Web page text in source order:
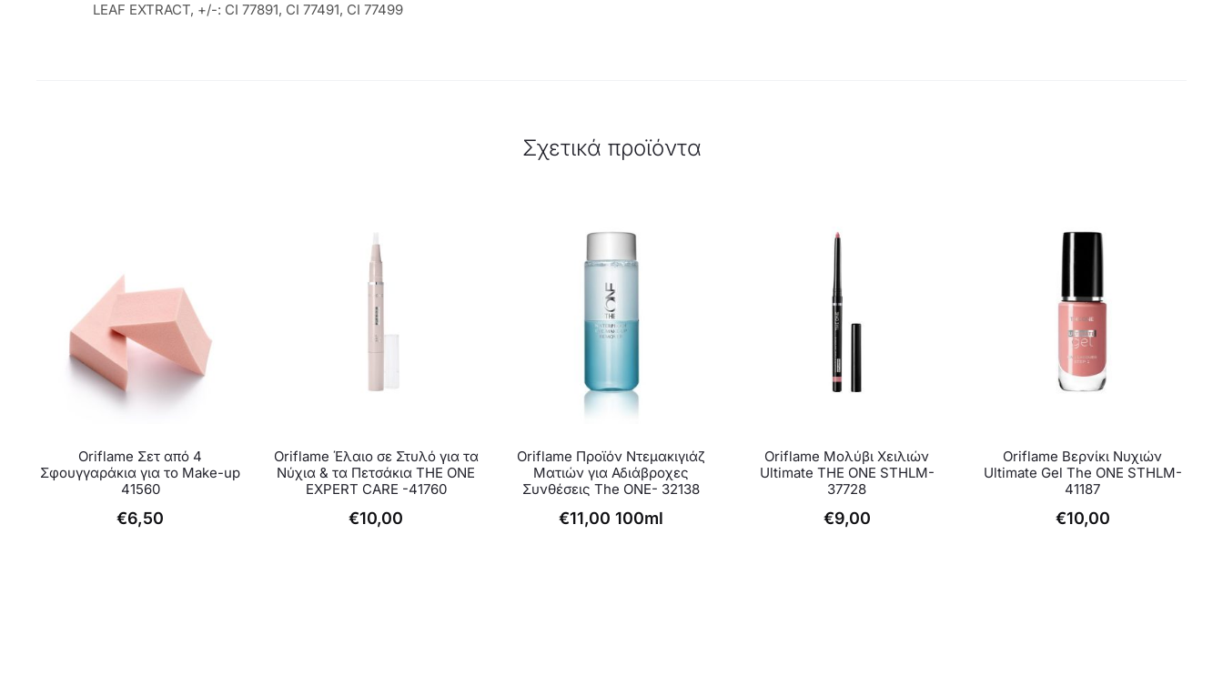
LEAF EXTRACT, +/-: CI 77891, CI 77491, CI 77499
Σχετικά προϊόντα
Oriflame Σετ από 4
Σφουγγαράκια για το Make-up
41560
€6,50
Oriflame Έλαιο σε Στυλό για τα
Νύχια & τα Πετσάκια THE ONE
EXPERT CARE -41760
€10,00
Oriflame Προϊόν Ντεμακιγιάζ
Ματιών για Αδιάβροχες
Συνθέσεις The ONE- 32138
€11,00 100ml
το
προϊόν
έχει
Oriflame Μολύβι Χειλιών
Ultimate THE ONE STHLM-
37728
€9,00
το
προϊόν
έχει
Oriflame Βερνίκι Νυχιών
Ultimate Gel The ONE STHLM-
41187
€10,00